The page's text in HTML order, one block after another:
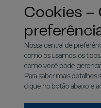
Cookies –
Nossa central de
como os usamos, os
como você pode
Para saber mais detalhes
clique no botão abaixo e